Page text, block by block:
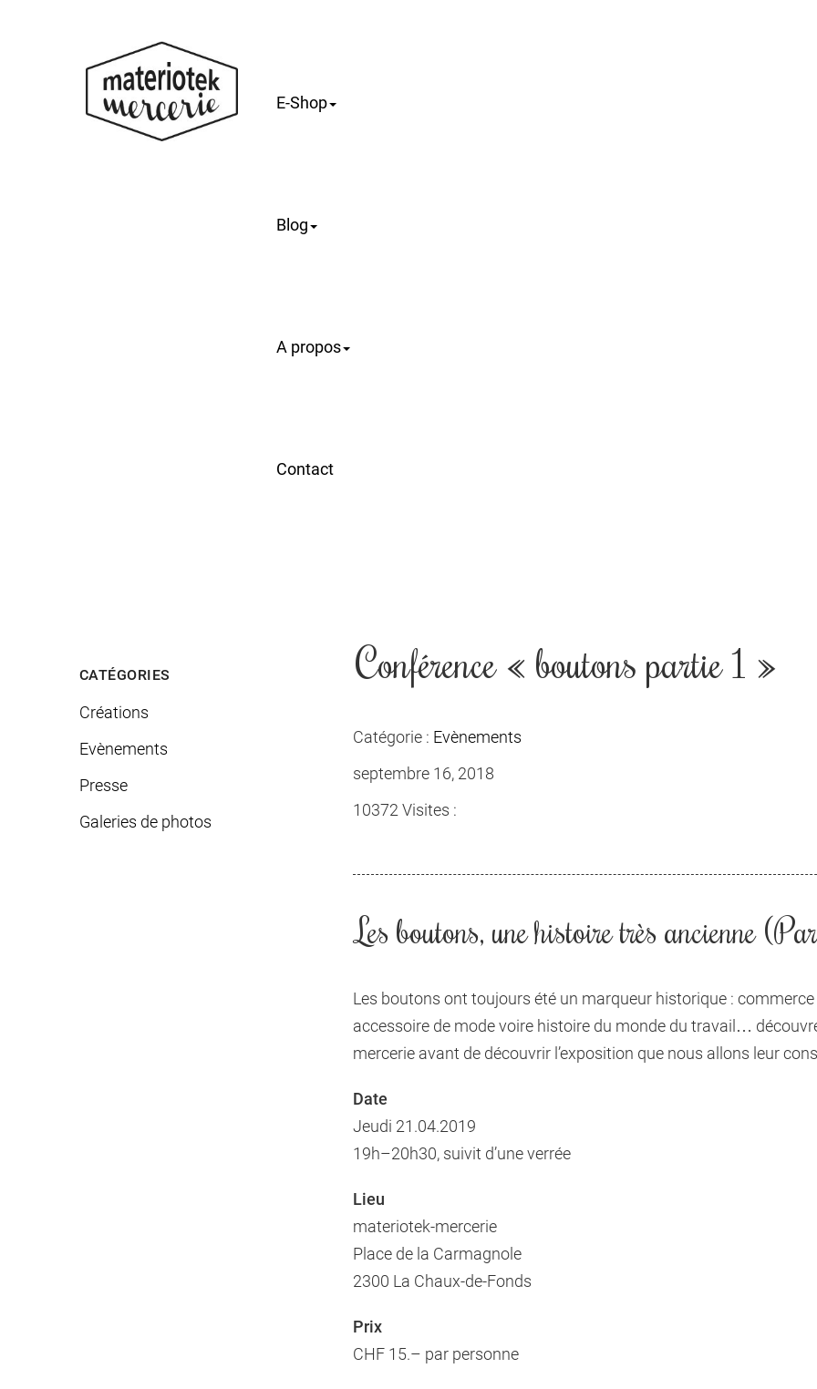
E-Shop
Blog
A propos
Contact
CATÉGORIES
Créations
Evènements
Presse
Galeries de photos
Conférence « boutons partie 1 »
Catégorie : Evènements
septembre 16, 2018
10372 Visites :
Les boutons, une histoire très ancienne
Les boutons ont toujours été un marqueur historique :
accessoire de mode voire histoire du monde du travail…
mercerie avant de découvrir l’exposition que nous allons leur
Date
Jeudi 21.04.2019
19h–20h30, suivit d’une verrée
Lieu
materiotek-mercerie
Place de la Carmagnole
2300 La Chaux-de-Fonds
Prix
CHF 15.– par personne